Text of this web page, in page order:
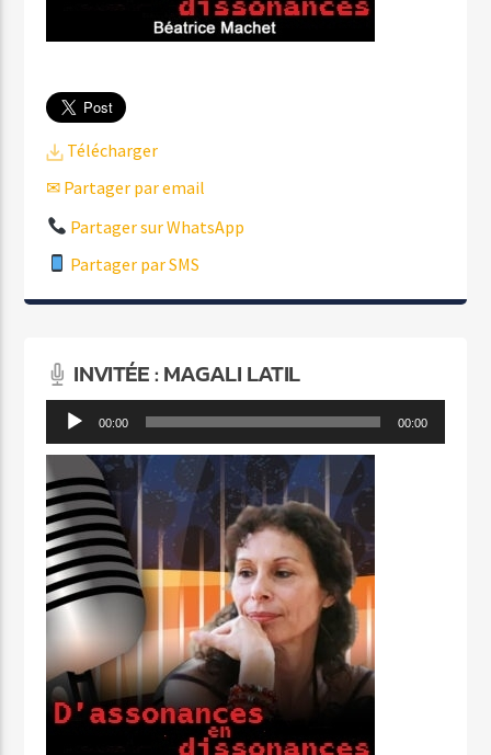
Télécharger
✉ Partager par email
Partager sur WhatsApp
Partager par SMS
INVITÉE : MAGALI LATIL
Lecteur 00:00 00:00